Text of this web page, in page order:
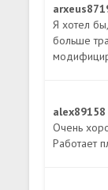
Я хотел
больше
Очень
Работает